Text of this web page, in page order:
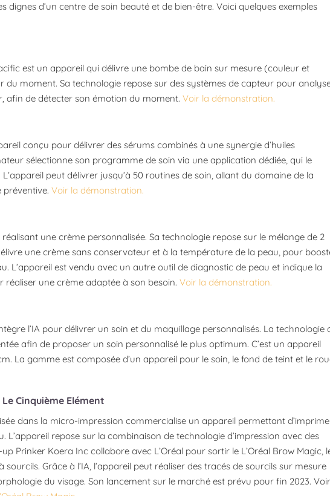
dignes d’un centre de soin beauté et de bien-être. Voici quelques exemples
est un appareil qui délivre une bombe de bain sur mesure (couleur et
moment. Sa technologie repose sur des systèmes de capteur pour
afin de détecter son émotion du moment. Voir la démonstration.
conçu pour délivrer des sérums combinés à une synergie d’huiles
sélectionne son programme de soin via une application dédiée, qui le
peut délivrer jusqu’à 50 routines de soin, allant du domaine de la
préventive. Voir la démonstration.
une crème personnalisée. Sa technologie repose sur le mélange de 2
une crème sans conservateur et à la température de la peau, pour
L’appareil est vendu avec un autre outil de diagnostic de peau et indique la
une crème adaptée à son besoin. Voir la démonstration.
l’IA pour délivrer un soin et du maquillage personnalisés. La technologie
afin de proposer un soin personnalisé le plus optimum. C’est un appareil
La gamme est composée d’un appareil pour le soin, le fond de teint et le
Cinquième Elément
dans la micro-impression commercialise un appareil permettant
L’appareil repose sur la combinaison de technologie d’impression avec des
Prinker Koera Inc collabore avec L’Oréal pour sortir le L’Oréal Brow Magic,
Grâce à l’IA, l’appareil peut réaliser des tracés de sourcils sur mesure
du visage. Son lancement sur le marché est prévu pour fin 2023. Voir